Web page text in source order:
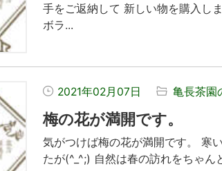
手をご返納して 新しい物を購入し
ボラ...
2021年02月07日 亀長茶園
梅の花が満開です。
気がつけば梅の花が満開です。 寒
たが(^_^;) 自然は春の訪れをちゃん